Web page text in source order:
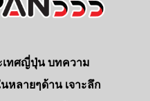
เทศญี่ปุ่น บทความ
หลายๆด้าน เจาะลึก